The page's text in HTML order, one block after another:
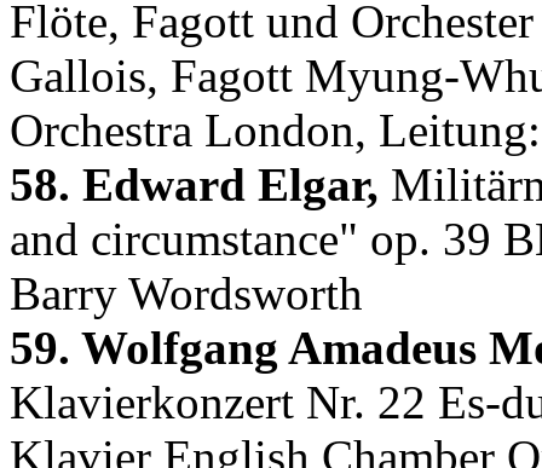
Flöte, Fagott und
Gallois, Fagott Myung-
Orchestra London,
58. Edward Elgar,
and circumstance" op. 39
Barry Wordsworth
59. Wolfgang Amadeus
Klavierkonzert Nr. 22 Es-
Klavier English Chamber